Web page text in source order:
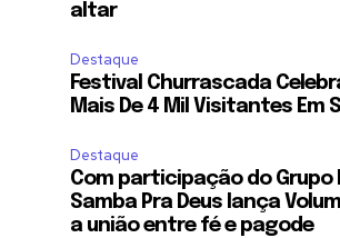
altar
Destaque
Festival Churrascada
Mais De 4 Mil Visitantes Em
Destaque
Com participação do Grupo
Samba Pra Deus lança
a união entre fé e pagode